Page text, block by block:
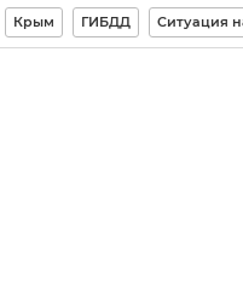
Крым ГИБДД Ситуация